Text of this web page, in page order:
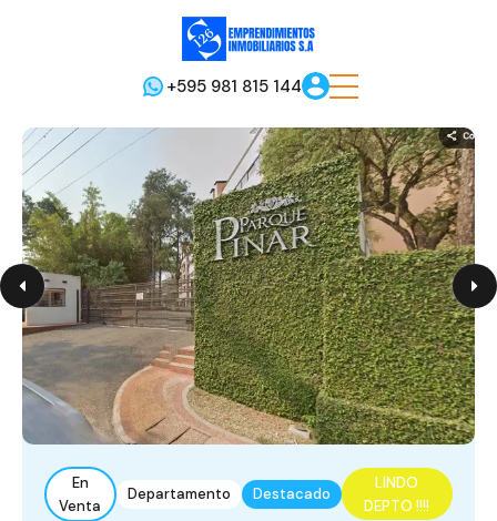
+595 981 815 144
En
Venta
Departamento Destacado
LINDO
DEPTO !!!!